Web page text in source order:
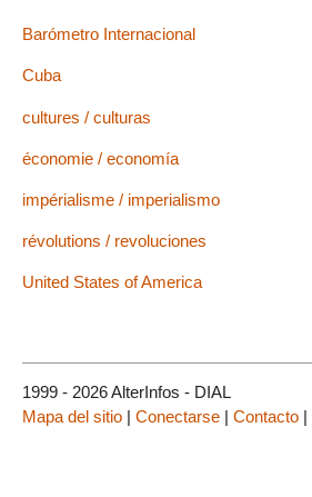
Barómetro Internacional
Cuba
cultures / culturas
économie / economía
impérialisme / imperialismo
révolutions / revoluciones
United States of America
1999 - 2026 AlterInfos - DIAL
Mapa del sitio | Conectarse | Contacto |